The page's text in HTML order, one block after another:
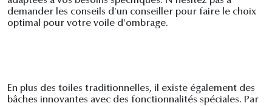
demander les conseils d'un conseiller pour faire le choix
optimal pour votre voile d'ombrage.
En plus des toiles traditionnelles, il existe également des
bâches innovantes avec des fonctionnalités spéciales. Par